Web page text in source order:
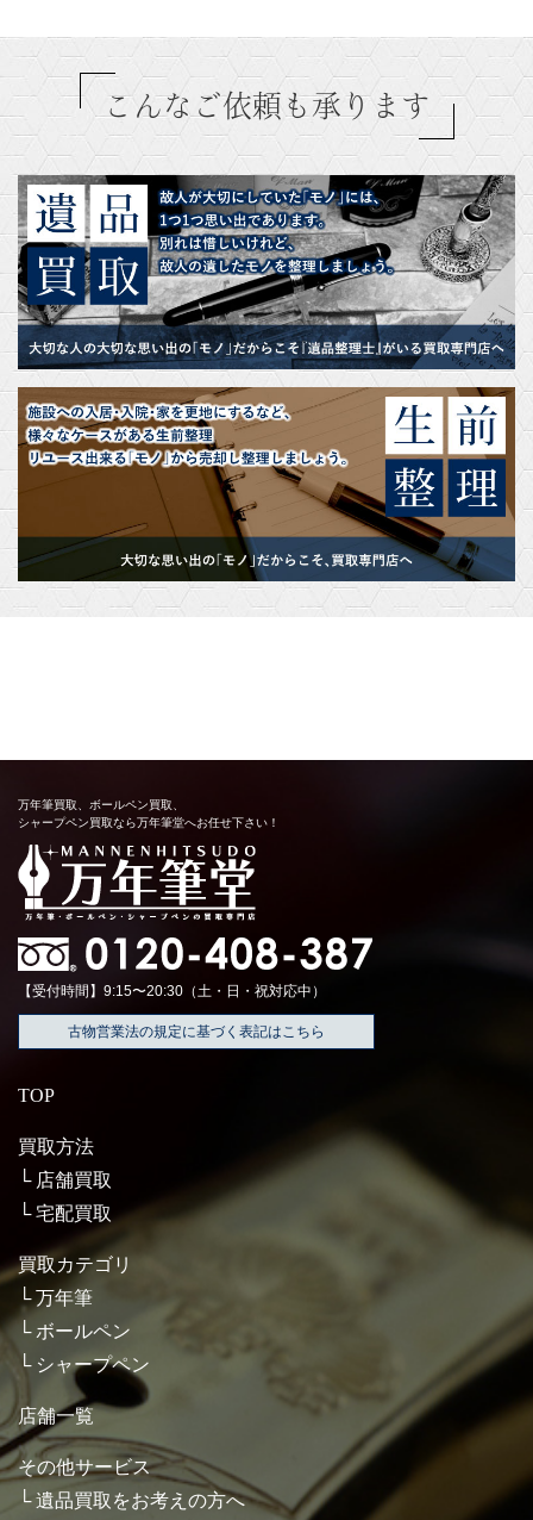
こんなご依頼も承ります
万年筆買取、ボールペン買取、
シャープペン買取なら万年筆堂へお任せ下さい！
【受付時間】9:15〜20:30（土・日・祝対応中）
古物営業法の規定に基づく表記はこちら
TOP
買取方法
店舗買取
宅配買取
買取カテゴリ
万年筆
ボールペン
シャープペン
店舗一覧
その他サービス
遺品買取をお考えの方へ